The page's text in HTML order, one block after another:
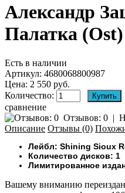
Александр
Палатка
Есть в наличии
Артикул: 4680068800987
Цена: 2 550 руб.
Количество:
сравнение
Отзывов: 0 |
Описание Отзывы (0)
Лейбл: Shining Sioux
Количество дисков: 1
Лимитированное
Вашему вниманию